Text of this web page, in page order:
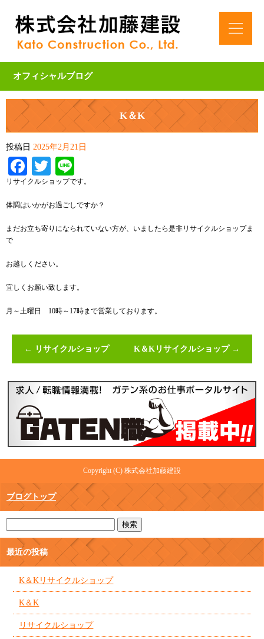
オフィシャルブログ
K＆K
投稿日 2025年2月21日
Facebook
Twitter
リサイクルショップです。
体調はいかがお過ごしですか？
まだお立ち寄りになられていない方が、いましたら是非リサイクルショップま
で
お越しください。
宜しくお願い致します。
月～土曜日 10時～17時まで営業しております。
← リサイクルショップ K＆Kリサイクルショップ →
Copyright (C) 株式会社加藤建設
ブログトップ
最近の投稿
K＆Kリサイクルショップ
K＆K
リサイクルショップ